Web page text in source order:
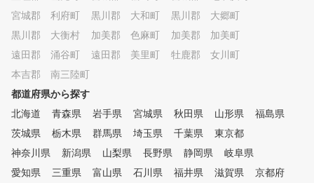
会社などでは知り合うことのな
い ゴルフ仲間を見つけていた
だけます。 スクール生対象の
コンペやゴルフ合宿も開催して
おりますので、レッスン以外で
みいただけます。 ●POINT４ 実
際のコースでより実践的なトレ
ーニング 定期的に実施してい
るラウンドレッスンで、日頃の
練習の成果を確認するだけでな
く、実践的なトレーニングでさ
宮城郡 利府町
黒川郡 大和町
黒川郡 大郷町
黒川郡 大衡村
加美郡 色麻町
加美郡 加美町
遠田郡 涌谷町
遠田郡 美里町
牡鹿郡 女川町
本吉郡 南三陸町
都道府県から探す
北海道
青森県 岩手県 宮城県 秋田県 山形県
福島県
茨城県
栃木県 群馬県 埼玉県 千葉県
東京都
神奈川県
新潟県 山梨県 長野県 静岡県
岐阜県
愛知県
三重県 富山県 石川県 福井県 滋賀県
京都府